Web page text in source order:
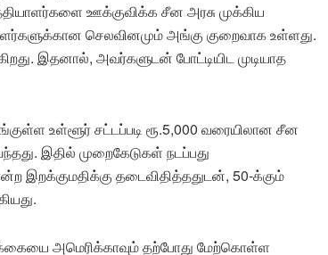
ஊக்குவிக்க சீன அரசு முக்கிய
செலவினமும் அங்கு குறைவாக உள்ளது.
இதனால், அவர்களுடன் போட்டியிட முடியாத
உள்ளூர் சட்டப்படி ரூ.5,000 வரையிலான சீன
இதில் முறைகேடுகள் நடப்பது
இறக்குமதிக்கு தடைவிதித்ததுடன், 50-க்கும்
அமெரிக்காவும் தற்போது மேற்கொள்ள